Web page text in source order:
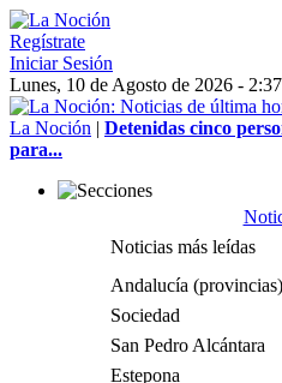
Regístrate
Iniciar Sesión
Lunes, 10 de Agosto de 2026 -
La Noción | Detenidas cinco
para...
Noticias más leídas
Andalucía (provincias)
Sociedad
San Pedro Alcántara
Estepona